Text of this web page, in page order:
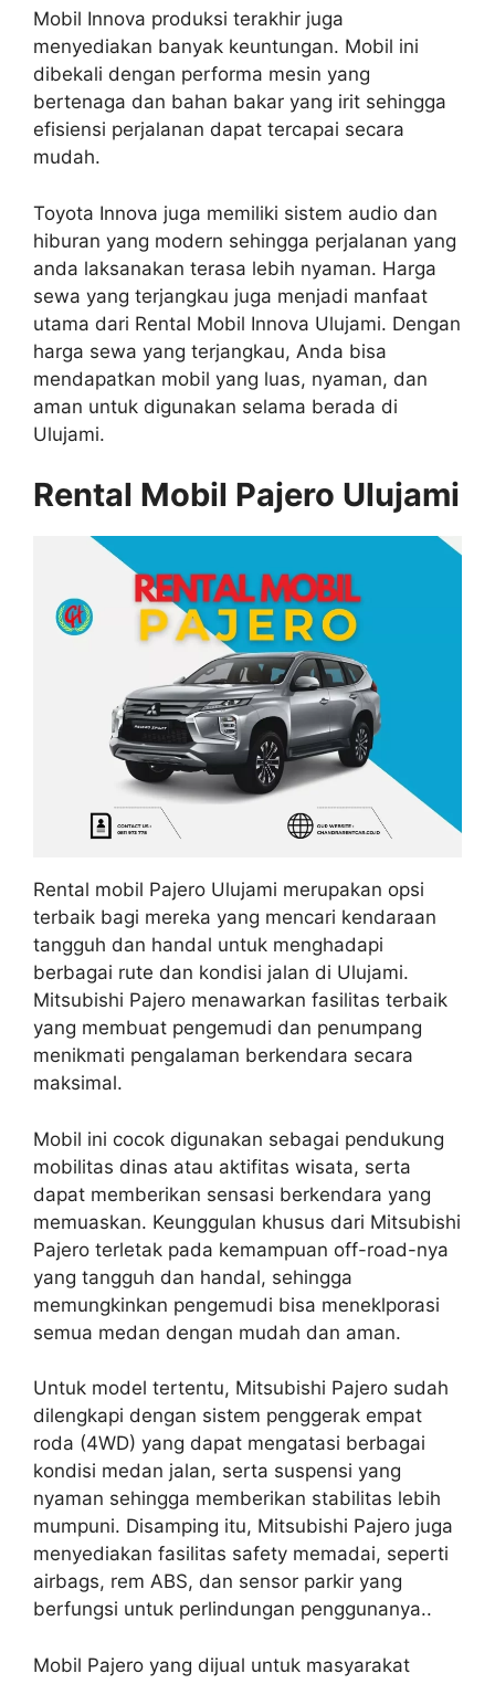
Mobil Innova produksi terakhir juga
menyediakan banyak keuntungan. Mobil ini
dibekali dengan performa mesin yang
bertenaga dan bahan bakar yang irit sehingga
efisiensi perjalanan dapat tercapai secara
mudah.
Toyota Innova juga memiliki sistem audio dan
hiburan yang modern sehingga perjalanan yang
anda laksanakan terasa lebih nyaman. Harga
sewa yang terjangkau juga menjadi manfaat
utama dari Rental Mobil Innova Ulujami. Dengan
harga sewa yang terjangkau, Anda bisa
mendapatkan mobil yang luas, nyaman, dan
aman untuk digunakan selama berada di
Ulujami.
Rental Mobil Pajero Ulujami
Rental mobil Pajero Ulujami merupakan opsi
terbaik bagi mereka yang mencari kendaraan
tangguh dan handal untuk menghadapi
berbagai rute dan kondisi jalan di Ulujami.
Mitsubishi Pajero menawarkan fasilitas terbaik
yang membuat pengemudi dan penumpang
menikmati pengalaman berkendara secara
maksimal.
Mobil ini cocok digunakan sebagai pendukung
mobilitas dinas atau aktifitas wisata, serta
dapat memberikan sensasi berkendara yang
memuaskan. Keunggulan khusus dari Mitsubishi
Pajero terletak pada kemampuan off-road-nya
yang tangguh dan handal, sehingga
memungkinkan pengemudi bisa meneklporasi
semua medan dengan mudah dan aman.
Untuk model tertentu, Mitsubishi Pajero sudah
dilengkapi dengan sistem penggerak empat
roda (4WD) yang dapat mengatasi berbagai
kondisi medan jalan, serta suspensi yang
nyaman sehingga memberikan stabilitas lebih
mumpuni. Disamping itu, Mitsubishi Pajero juga
menyediakan fasilitas safety memadai, seperti
airbags, rem ABS, dan sensor parkir yang
berfungsi untuk perlindungan penggunanya..
Mobil Pajero yang dijual untuk masyarakat